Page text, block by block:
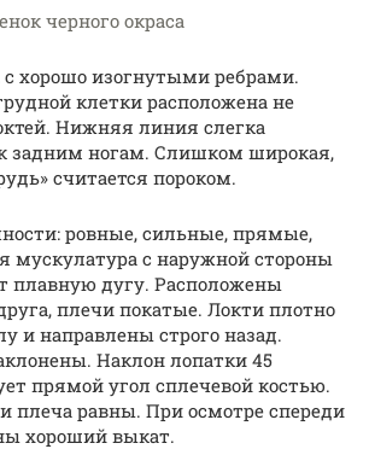
черного окраса
с хорошо изогнутыми ребрами.
клетки расположена не
Нижняя линия слегка
задним ногам. Слишком широкая,
считается пороком.
ровные, сильные, прямые,
мускулатура с наружной стороны
плавную дугу. Расположены
плечи покатые. Локти плотно
и направлены строго назад.
Наклон лопатки 45
прямой угол сплечевой костью.
плеча равны. При осмотре спереди
хороший выкат.